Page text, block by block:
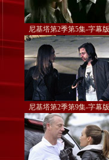
尼基塔第2季第5集-字幕版
尼基塔第2季第9集-字幕版